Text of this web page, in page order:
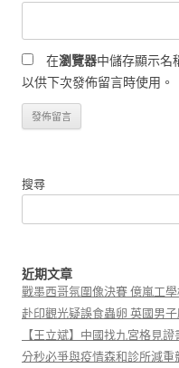
在瀏覽器中儲存顯示名
以供下次發佈留言時使用。
搜尋
近期文章
戰墨西哥氛圍像決賽 億嵐工
赴印觀光疑誤食蟲卵 英國男
【王立斌】中國找九宮格見
分秒必爭與疫情森和診所減